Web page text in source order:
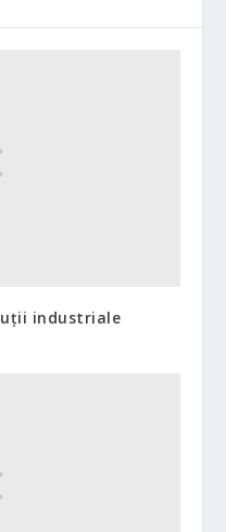
industriale